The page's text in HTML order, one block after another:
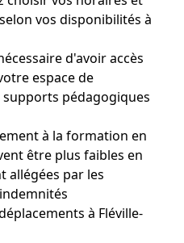
vos disponibilités à
d'avoir accès
espace de
pédagogiques
à la formation en
être plus faibles en
allégées par les
à Fléville-